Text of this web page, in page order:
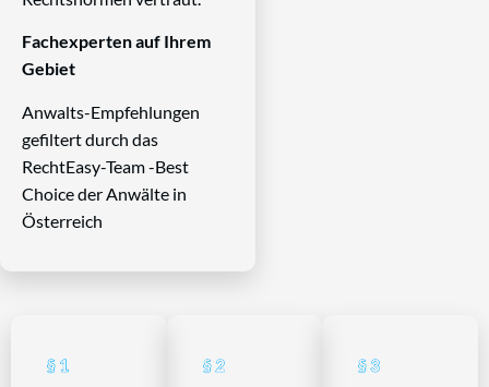
Fachexperten auf Ihrem
Gebiet
Anwalts-Empfehlungen
gefiltert durch das
RechtEasy-Team -Best
Choice der Anwälte in
Österreich